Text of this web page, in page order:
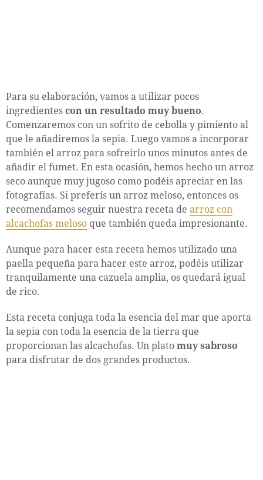
Para su elaboración, vamos a utilizar pocos
ingredientes con un resultado muy bueno.
Comenzaremos con un sofrito de cebolla y pimiento al
que le añadiremos la sepia. Luego vamos a incorporar
también el arroz para sofreírlo unos minutos antes de
añadir el fumet. En esta ocasión, hemos hecho un arroz
seco aunque muy jugoso como podéis apreciar en las
fotografías. Si preferís un arroz meloso, entonces os
recomendamos seguir nuestra receta de arroz con
alcachofas meloso que también queda impresionante.
Aunque para hacer esta receta hemos utilizado una
paella pequeña para hacer este arroz, podéis utilizar
tranquilamente una cazuela amplia, os quedará igual
de rico.
Esta receta conjuga toda la esencia del mar que aporta
la sepia con toda la esencia de la tierra que
proporcionan las alcachofas. Un plato muy sabroso
para disfrutar de dos grandes productos.